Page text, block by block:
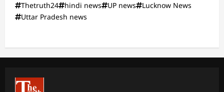
Thetruth24
hindi news UP news
Lucknow News
Uttar Pradesh news